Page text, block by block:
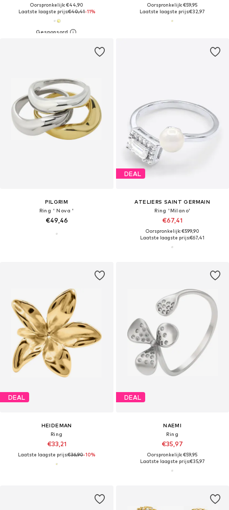
Oorspronkelijk: €44,90
Laatste laagste prijs:€40,41-11%
Oorspronkelijk: €59,95
Laatste laagste prijs:€32,97
PILGRIM
Ring ' Nova '
€49,46
DEAL
ATELIERS SAINT GERMAIN
Ring 'Milano'
€67,41
Oorspronkelijk: €599,90
Laatste laagste prijs:€67,41
DEAL
HEIDEMAN
Ring
€33,21
Laatste laagste prijs:€36,90-10%
DEAL
NAEMI
Ring
€35,97
Oorspronkelijk: €59,95
Laatste laagste prijs:€35,97